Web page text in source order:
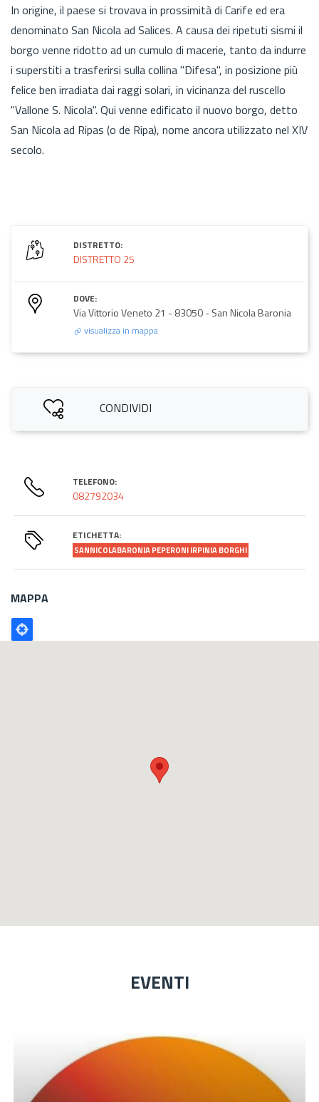
In origine, il paese si trovava in prossimità di Carife ed era
denominato San Nicola ad Salices. A causa dei ripetuti sismi il
borgo venne ridotto ad un cumulo di macerie, tanto da indurre
i superstiti a trasferirsi sulla collina "Difesa", in posizione più
felice ben irradiata dai raggi solari, in vicinanza del ruscello
"Vallone S. Nicola". Qui venne edificato il nuovo borgo, detto
San Nicola ad Ripas (o de Ripa), nome ancora utilizzato nel XIV
secolo.
DISTRETTO:
DISTRETTO 25
DOVE:
Via Vittorio Veneto 21 - 83050 - San Nicola Baronia
visualizza in mappa
CONDIVIDI
TELEFONO:
082792034
ETICHETTA:
SANNICOLABARONIA PEPERONI IRPINIA BORGHI
MAPPA
Poligono
GEO
EVENTI